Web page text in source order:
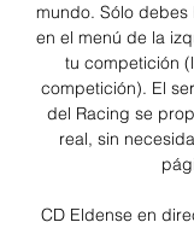
mundo. Sólo
en el menú de la
tu competición
competición). El
del Racing se
real, sin
CD Eldense en